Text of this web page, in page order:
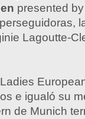
presented
Lagoutte-
e igualó su
de Munich